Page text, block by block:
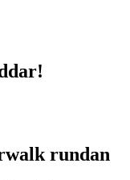
rundan